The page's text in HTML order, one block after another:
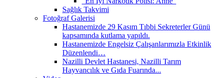
Sağlık Takvimi
Fotoğraf Galerisi
Hastanemizde 29 Kasım Tıbbi Sekreterler Günü
kapsamında kutlama yapıldı.
Hastanemizde Engelsiz Çalışanlarımızla Etkinlik
Düzenlendi…
Nazilli Devlet Hastanesi, Nazilli Tarım
Hayvancılık ve Gıda Fuarında...